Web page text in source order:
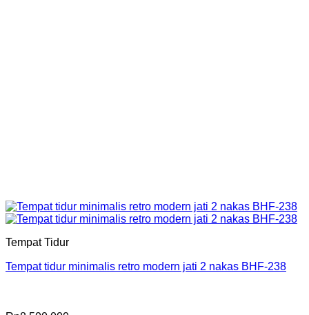
Tempat Tidur
Tempat tidur minimalis retro modern jati 2 nakas BHF-238